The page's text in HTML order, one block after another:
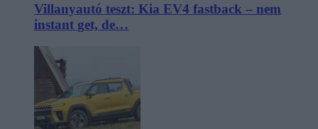
Villanyautó teszt: Kia EV4 fastback – nem
instant get, de…